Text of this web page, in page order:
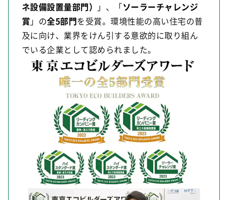
ネ設備設置量部門） 」、「ソーラーチャレンジ
賞 」の全5部門を受賞。環境性能の高い住宅の普
及に向け、業界をけん引する意欲的に取り組ん
でいる企業として認められました。